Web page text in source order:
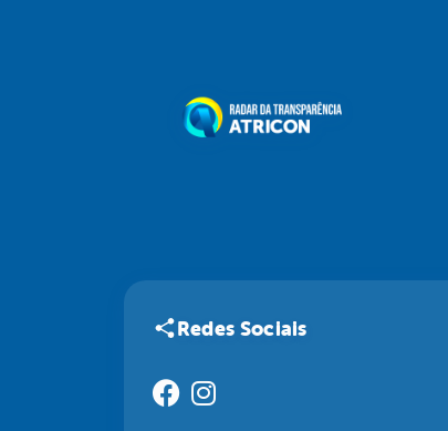
Redes Sociais